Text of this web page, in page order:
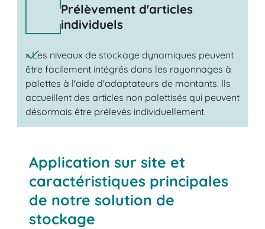
Prélèvement d'articles
individuels
» Les niveaux de stockage dynamiques peuvent
être facilement intégrés dans les rayonnages à
palettes à l'aide d'adaptateurs de montants. Ils
accueillent des articles non palettisés qui peuvent
désormais être prélevés individuellement.
Application sur site et
caractéristiques principales
de notre solution de
stockage